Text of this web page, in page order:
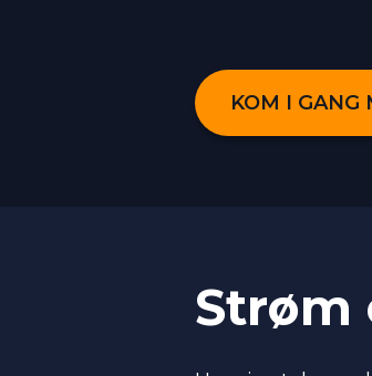
KOM I GANG
Strøm